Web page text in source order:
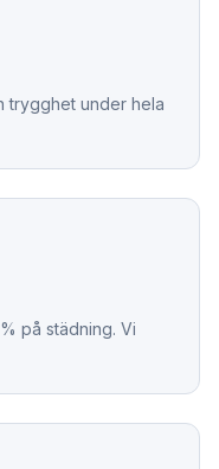
trygghet under hela
på städning. Vi